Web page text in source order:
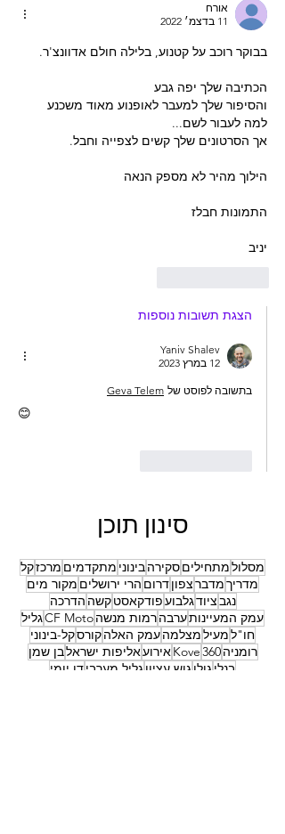
אורח
11 בדצמ׳ 2022
בבוקר רוכב על קטנוע, בלילה חולם אדוונצ'ר.
הכתיבה שלך יפה גבע
והסיפור שלך למעבר לאופנוע מאוד משכנע
למה לעבור לשם...
אך הסרטונים שלך קשים לצפייה וחבל.
הילוך מהיר לא מספק הנאה
התמונות חבלז
יניב
הצגת תשובות נוספות
Yaniv Shalev
12 במרץ 2023
בתשובה לפוסט של Geva Telem
😊
סינון תוכן
מסלולמתחיליםסקירהבינוני מתקדמים מרכזקל
מדריךמדברצפוןדרום הרי ירושלים מקור מים
נגבציודגלבועפודקאסטקשה הדרכה
עמק המעיינותערבהרמות מנשהCF Motoגליל
חו"למעילמצלמהעמק האלהקורסקל-בינוני
רומניה360
Koveאירועאליפות ישראלבן שמן
בנלי גולן גוש עציון גליל מערבידו יומי